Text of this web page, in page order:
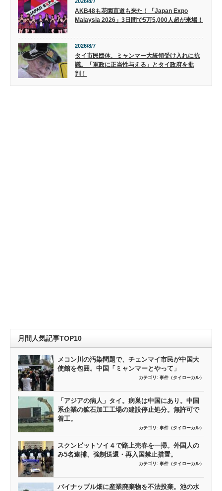
AKB48も花園直道も来た！「Japan Expo
Malaysia 2026」3日間で5万5,000人超が来場！
2026/8/7
タイ市民団体、ミャンマー大統領受け入れに抗
議。「軍政に正当性与える」とタイ政府を批
判！
月間人気記事TOP10
メコン川の汚染問題で、チェンマイ市民が中国大
使館を包囲。中国「ミャンマーとやって」
カテゴリ: 事件（タイローカル）
「アジアの病人」タイ。病巣は中国にあり。中国
系企業の鉱石加工工場の建設停止処分。無許可で
着工。
カテゴリ: 事件（タイローカル）
スクンビットソイ４で路上売春を一掃。外国人の
み5名逮捕、強制送還・再入国禁止措置。
カテゴリ: 事件（タイローカル）
パイナップル畑に産業廃棄物を不法投棄。池の水